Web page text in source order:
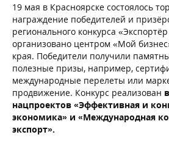
19 мая в Красноярске состоялось
награждение победителей и
регионального конкурса
организовано центром «Мой
края. Победители получили
полезные призы, например,
международные перелеты или
продвижение. Конкурс реализован
нацпроектов «Эффективная и
экономика» и «Международная
экспорт».